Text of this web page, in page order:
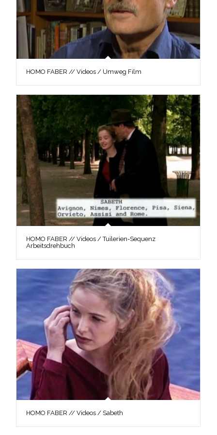
HOMO FABER // Videos / Umweg Film
HOMO FABER // Videos / Tuilerien-Sequenz
Arbeitsdrehbuch
HOMO FABER // Videos / Sabeth